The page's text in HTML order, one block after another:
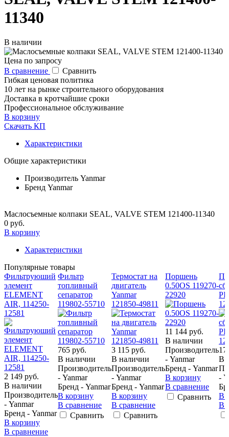
11340
В наличии
Цена по запросу
В сравнение
Сравнить
Гибкая ценовая политика
10 лет на рынке строительного оборудования
Доставка в кротчайшие сроки
Профессиональное обслуживание
В корзину
Скачать КП
Характеристики
Общие характеристики
Производитель Yanmar
Бренд Yanmar
Маслосъемные колпаки SEAL, VALVE STEM 121400-11340
0 руб.
В корзину
Характеристики
Популярные товары
Фильтруюший
элемент
ELEMENT
AIR, 114250-
12581
2 149 руб.
В наличии
Производитель
- Yanmar
Бренд - Yanmar
В корзину
В сравнение
Фильтр
топливный
сепаратор
119802-55710
765 руб.
В наличии
Производитель
- Yanmar
Бренд - Yanmar
В корзину
В сравнение
Сравнить
Термостат на
двигатель
Yanmar
121850-49811
3 115 руб.
В наличии
Производитель
- Yanmar
Бренд - Yanmar
В корзину
В сравнение
Сравнить
Поршень
0.50OS 119270-
22920
11 144 руб.
В наличии
Производитель
- Yanmar
Бренд - Yanmar
В корзину
В сравнение
Сравнить
17
В
-
В
В